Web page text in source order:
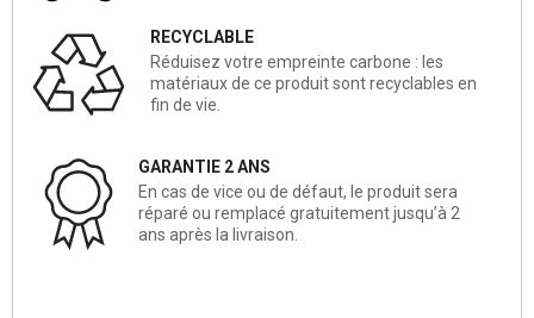
RECYCLABLE
Réduisez votre empreinte carbone : les
matériaux de ce produit sont recyclables en
fin de vie.
GARANTIE 2 ANS
En cas de vice ou de défaut, le produit sera
réparé ou remplacé gratuitement jusqu’à 2
ans après la livraison.